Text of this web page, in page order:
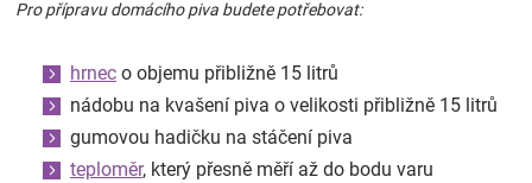
Blog
Hračkářství
Přihlášení
Pro přípravu domácího piva budete potřebovat:
hrnec o objemu přibližně 15 litrů
nádobu na kvašení piva o velikosti přibližně 15 litrů
gumovou hadičku na stáčení piva
teploměr, který přesně měří až do bodu varu